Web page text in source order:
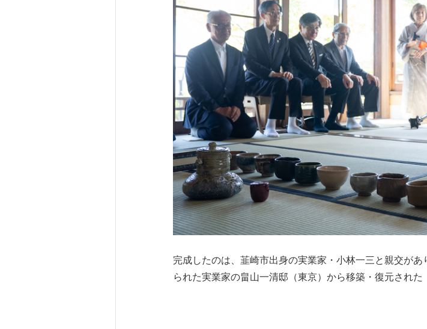
完成したのは、韮崎市出身の実業家・小林一三と親交が
られた実業家の畠山一清邸（東京）から移築・復元された